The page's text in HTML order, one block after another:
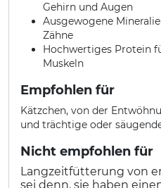
Gehirn und Augen
Ausgewogene
Zähne
Hochwertiges Protein
Muskeln
Empfohlen für
Kätzchen, von der
und trächtige oder
Nicht empfohlen für
Langzeitfütterung von
sei denn, sie haben